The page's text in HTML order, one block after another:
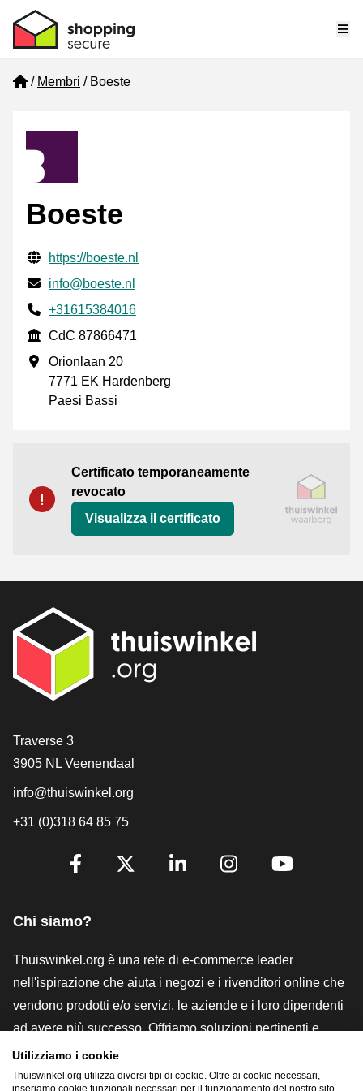
Home
Membri Boeste
Boeste
Informazioni di contatto verificate
Website URL
https://boeste.nl
Mail
info@boeste.nl
Phone number
+31615384016
CdC
CdC 87866471
Indirizzo commerciale
Orionlaan 20
7771 EK Hardenberg
Paesi Bassi
Certificato temporaneamente
revocato
Visualizza il certificato
[_General:Contact]
Traverse 3
3905 NL Veenendaal
info@thuiswinkel.org
+31 (0)318 64 85 75
[_General:SocialMediaTitle]
Chi siamo?
Thuiswinkel.org è una rete di e-commerce leader
nell'ispirazione che aiuta i negozi e i rivenditori online che
vendono prodotti e/o servizi, le aziende e i loro dipendenti
ad avere più successo. Offriamo soluzioni pertinenti e
pratiche con vari marchi di fiducia, recensioni Thuiswinkel,
strumenti e consulenze legali, advocacy, ricerche di
Utilizziamo i cookie
Thuiswinkel.org utilizza diversi tipi di cookie. Oltre ai cookie necessari,
inseriamo cookie funzionali necessari per il funzionamento del nostro sito